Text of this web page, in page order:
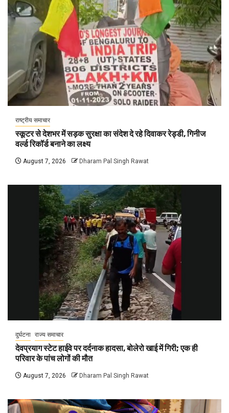
राष्ट्रीय समाचार
स्कूटर से देशभर में सड़क सुरक्षा का संदेश दे रहे दिवाकर रेड्डी, गिनीज
वर्ल्ड रिकॉर्ड बनाने का लक्ष्य
August 7, 2026 Dharam Pal Singh Rawat
दुर्घटना राज्य समाचार
देवप्रयाग स्टेट हाईवे पर दर्दनाक हादसा, बोलेरो खाई में गिरी; एक ही
परिवार के पांच लोगों की मौत
August 7, 2026 Dharam Pal Singh Rawat